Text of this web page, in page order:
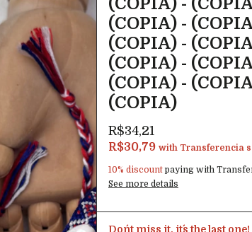
(COPIA) -
(COPIA) -
(COPIA) -
(COPIA) -
(COPIA)
R$34,21
R$30,79 with Transferencia
10% discountpaying with
See more details
Don´t miss it, it´s the last one!